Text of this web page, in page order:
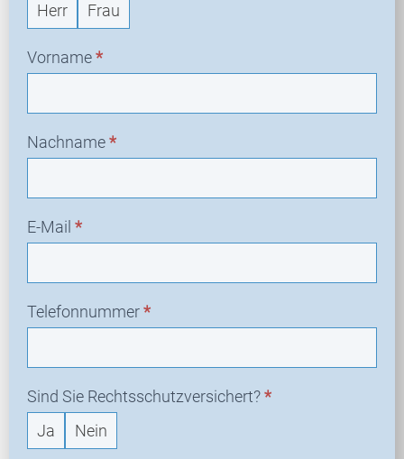
Herr Frau
Vorname*
Nachname*
E-Mail *
Telefonnummer*
Sind Sie Rechtsschutzversichert?*
Ja
Nein